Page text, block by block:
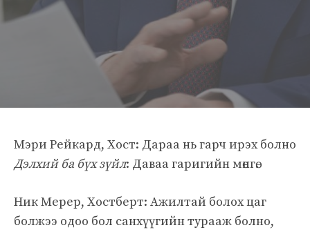
Мэри Рейкард, Хост: Дараа нь гарч ирэх болно
Дэлхий ба бүх зүйл: Даваа гаригийн мөнгө.
Ник Мерер, Хостберт: Ажилтай болох цаг
болжээ одоо бол санхүүгийн турааж болно,